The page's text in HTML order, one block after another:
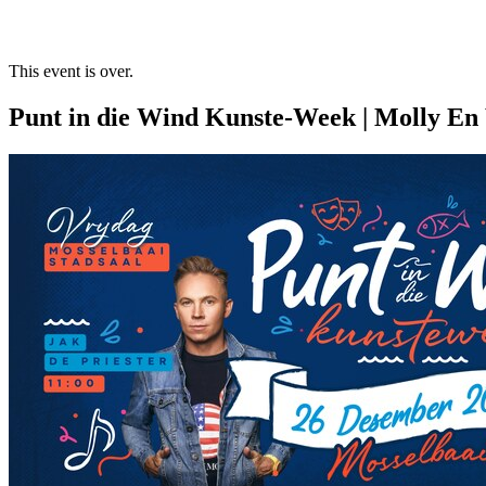
This event is over.
Punt in die Wind Kunste-Week | Molly En